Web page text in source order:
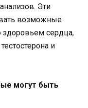
Эти
возможные
здоровьем сердца,
и
могут быть